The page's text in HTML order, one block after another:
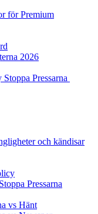
för Premium
2026
Pressarna
och kändisar
Pressarna
vs Hänt